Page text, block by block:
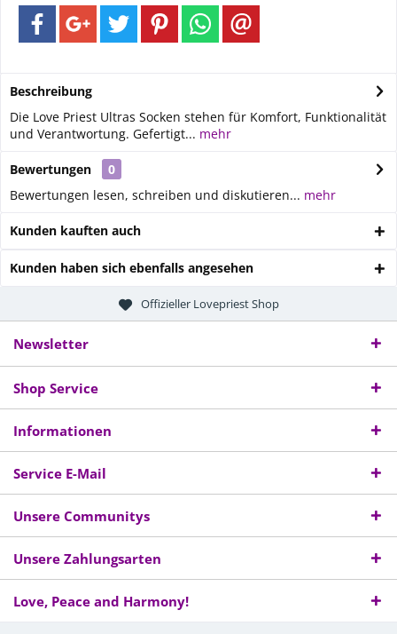
Beschreibung
Die Love Priest Ultras Socken stehen für Komfort, Funktionalität
und Verantwortung. Gefertigt... mehr
Bewertungen
0
Bewertungen lesen, schreiben und diskutieren... mehr
Kunden kauften auch
Kunden haben sich ebenfalls angesehen
Offizieller Lovepriest Shop
Newsletter
Shop Service
Informationen
Service E-Mail
Unsere Communitys
Unsere Zahlungsarten
Love, Peace and Harmony!